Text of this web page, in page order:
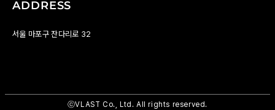
ADDRESS
서울 마포구 잔다리로 32
ⓒVLAST Co., Ltd. All rights reserved.